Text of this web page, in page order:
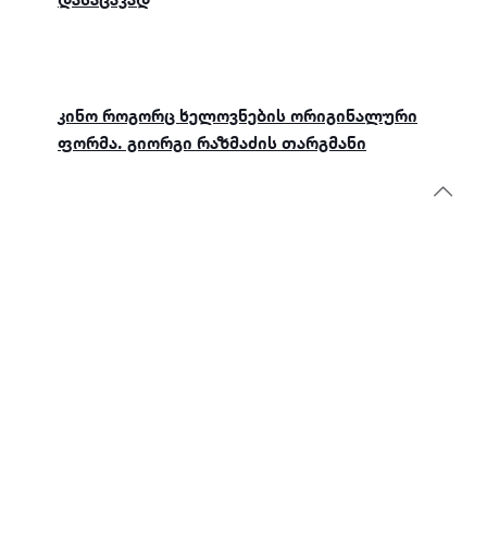
კინო როგორც ხელოვნების ორიგინალური
ფორმა. გიორგი რაზმაძის თარგმანი